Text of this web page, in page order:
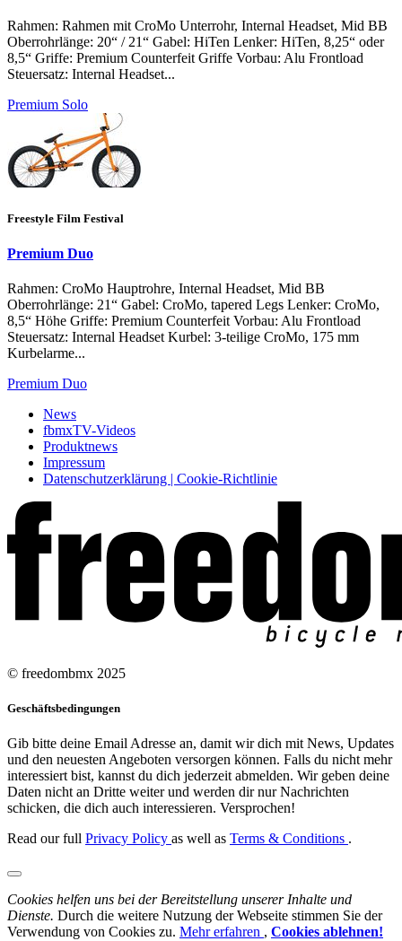
Rahmen: Rahmen mit CroMo Unterrohr, Internal Headset, Mid BB
Oberrohrlänge: 20“ / 21“ Gabel: HiTen Lenker: HiTen, 8,25“ oder
8,5“ Griffe: Premium Counterfeit Griffe Vorbau: Alu Frontload
Steuersatz: Internal Headset...
Premium Solo
Freestyle Film Festival
Premium Duo
Rahmen: CroMo Hauptrohre, Internal Headset, Mid BB
Oberrohrlänge: 21“ Gabel: CroMo, tapered Legs Lenker: CroMo,
8,5“ Höhe Griffe: Premium Counterfeit Vorbau: Alu Frontload
Steuersatz: Internal Headset Kurbel: 3-teilige CroMo, 175 mm
Kurbelarme...
Premium Duo
News
fbmxTV-Videos
Produktnews
Impressum
Datenschutzerklärung | Cookie-Richtlinie
© freedombmx 2025
Geschäftsbedingungen
Gib bitte deine Email Adresse an, damit wir dich mit News, Updates
und den neuesten Angeboten versorgen können. Falls du nicht mehr
interessiert bist, kannst du dich jederzeit abmelden. Wir geben deine
Daten nicht an Dritte weiter und werden dir nur Nachrichten
schicken, die dich auch interessieren. Versprochen!
Read our full Privacy Policy as well as Terms & Conditions .
Cookies helfen uns bei der Bereitstellung unserer Inhalte und
Dienste. Durch die weitere Nutzung der Webseite stimmen Sie der
Verwendung von Cookies zu. Mehr erfahren , Cookies ablehnen!